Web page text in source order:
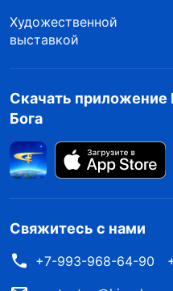
Художественной
выставкой
Скачать
Бога
Свяжитесь с нами
+7-993-968-64-90